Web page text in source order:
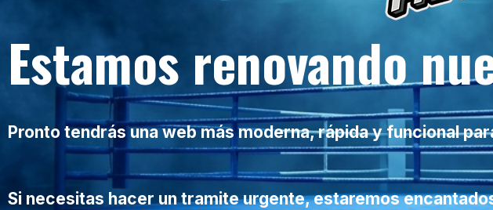
Estamos renovando
Pronto tendrás una web más moderna, rápida y funcional
Si necesitas hacer un tramite urgente, estaremos